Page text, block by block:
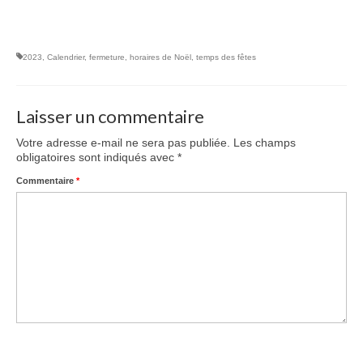
2023 Calendrier, fermeture horaires de Noël temps des fêtes
Laisser un commentaire
Votre adresse e-mail ne sera pas publiée.
Les champs
obligatoires sont indiqués avec *
Commentaire *